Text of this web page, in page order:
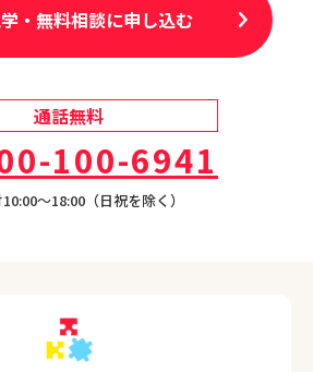
・無料相談に申し込む
通話無料
100-6941
〜18:00（日祝を除く）